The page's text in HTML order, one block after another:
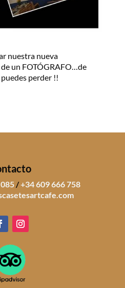
nuestra nueva
un FOTÓGRAFO…de
perder !!
/+34 609 666 758